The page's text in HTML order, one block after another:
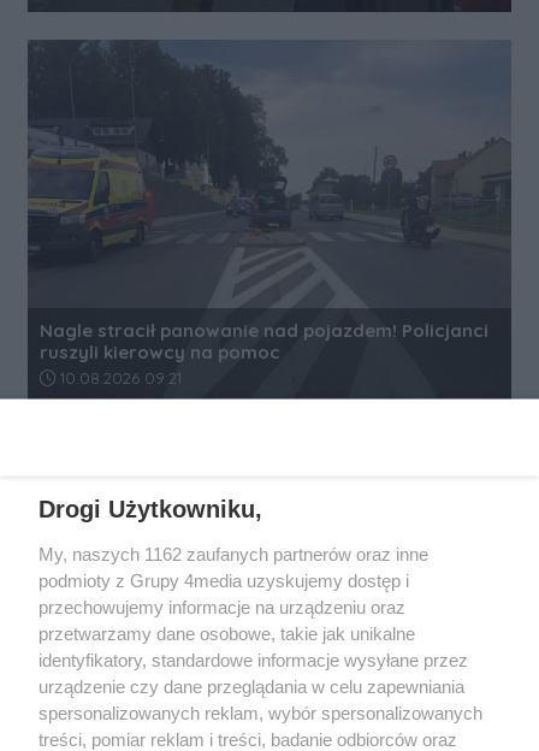
Nagle stracił panowanie nad pojazdem! Policjanci
ruszyli kierowcy na pomoc
Data dodania artykułu:
10.08.2026 09:21
Wydawcą rzeszow-info.pljest:
FUNDACJA MEDIÓW NIEZALEŻNYCH LIBERTAS
Drogi Użytkowniku,
My, naszych 1162 zaufanych partnerów oraz inne
podmioty z Grupy 4media uzyskujemy dostęp i
przechowujemy informacje na urządzeniu oraz
przetwarzamy dane osobowe, takie jak unikalne
identyfikatory, standardowe informacje wysyłane przez
urządzenie czy dane przeglądania w celu zapewniania
spersonalizowanych reklam, wybór spersonalizowanych
treści, pomiar reklam i treści, badanie odbiorców oraz